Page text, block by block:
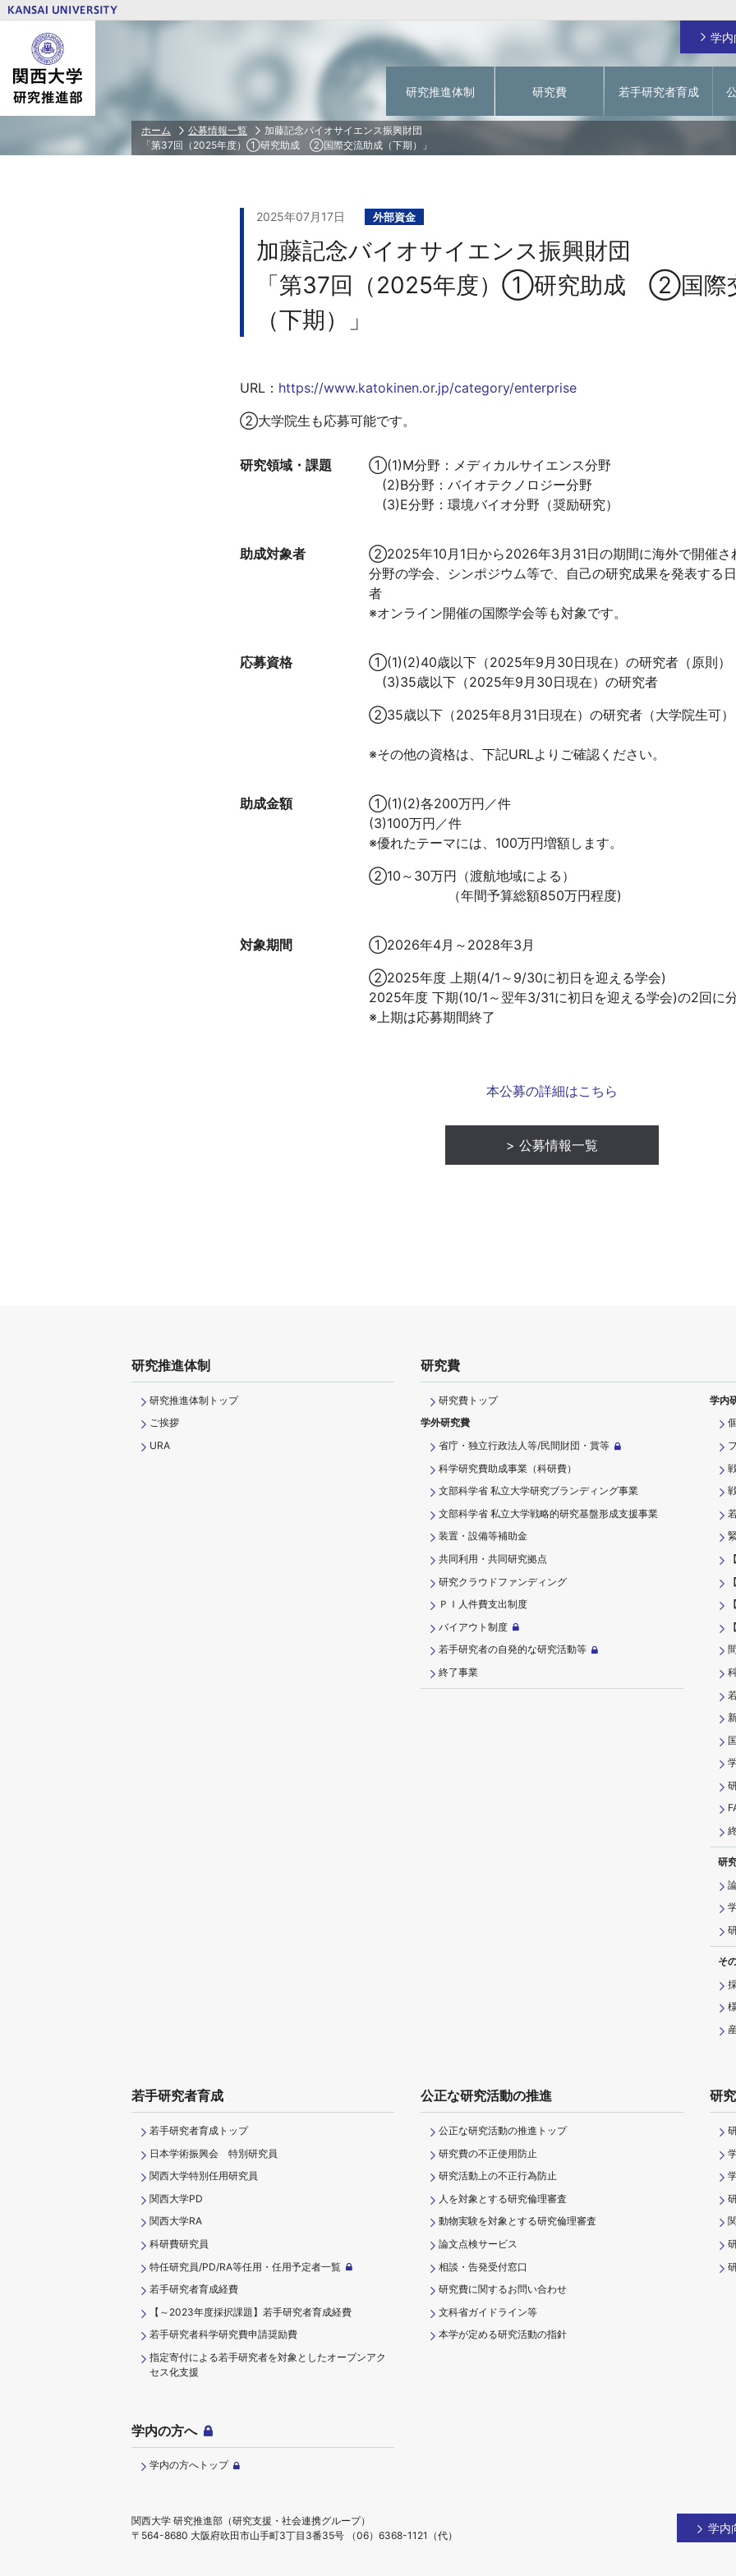
学
研究推進体制
研究推進体制トップ ご挨拶
研究費
研究費トップ
学外研究費
文部科学省 私立大学研究ブランディング事業
文部科学省 私立大学戦略的研究基盤形成支援事
共同利用・共同研究拠点
研究クラウドファンディング
学内研究費
戦略的研究拠点形成支援経費（大学主導型）
若手研究者育成経費
緊急支援研究費
【～2023年度採択課題】教育研究緊急支援経費
新任教員支援研究費
国際共著論文支援経費
研修員
FAQ、支出可否一覧
若手研究者育成
若手研究者育成トップ 日本学術振興会 特別研究員
関西大学PD
公正な研究活動の推進トップ 研究費の不正使用防止
人を対象とする研究倫理審査
研究者情報トップ
学術情報システム
研究・技術シーズ集
ホーム 公募情報一覧
加藤記念バイオサイエンス振興財団
「第37回（2025年度）①研究助成 ②国際交流助成（下期）」
2025年07月17日 外部資金
加藤記念バイオサイエンス振興財団
「第37回（2025年度）①研究助成 ②国際
（下期）」
URL： https://www.katokinen.or.jp/category/enterprise
②大学院生も応募可能です。
研究領域・課題
①(1)M分野：メディカルサイエンス分野
(2)B分野：バイオテクノロジー分野
(3)E分野：環境バイオ分野（奨励研究）
助成対象者
②2025年10月1日から2026年3月31日の期間に海外で開催さ
分野の学会、シンポジウム等で、自己の研究成果を発表する
者
※オンライン開催の国際学会等も対象です。
応募資格
①(1)(2)40歳以下（2025年9月30日現在）の研究者（原則）
(3)35歳以下（2025年9月30日現在）の研究者
②35歳以下（2025年8月31日現在）の研究者（大学院
※その他の資格は、下記URLよりご確認ください。
助成金額
①(1)(2)各200万円／件
(3)100万円／件
※優れたテーマには、100万円増額します。
②10～30万円（渡航地域による）
（年間予算総額850万円程度)
対象期間
①2026年4月～2028年3月
②2025年度 上期(4/1～9/30に初日を迎える学会)
2025年度 下期(10/1～翌年3/31に初日を迎える学会)の2回に
※上期は応募期間終了
本公募の詳細はこちら
公募情報一覧
研究推進体制
研究推進体制トップ
ご挨拶
URA
研究費
研究費トップ
学外研究費
省庁・独立行政法人等/民間財団・賞等
科学研究費助成事業（科研費）
文部科学省 私立大学研究ブランディング事業
文部科学省 私立大学戦略的研究基盤形成支援事業
装置・設備等補助金
共同利用・共同研究拠点
研究クラウドファンディング
ＰＩ⼈件費⽀出制度
バイアウト制度
若手研究者の自発的な研究活動等
終了事業
学内
研
そ
若手研究者育成
若手研究者育成トップ
日本学術振興会 特別研究員
関西大学特別任用研究員
関西大学PD
関西大学RA
科研費研究員
特任研究員/PD/RA等任用・任用予定者一覧
若手研究者育成経費
【～2023年度採択課題】若手研究者育成経費
若手研究者科学研究費申請奨励費
指定寄付による若手研究者を対象としたオープンアク
セス化支援
公正な研究活動の推進
公正な研究活動の推進トップ
研究費の不正使用防止
研究活動上の不正行為防止
人を対象とする研究倫理審査
動物実験を対象とする研究倫理審査
論文点検サービス
相談・告発受付窓口
研究費に関するお問い合わせ
文科省ガイドライン等
本学が定める研究活動の指針
研
学内の方へ
学内の方へトップ
学内
関西大学 研究推進部（研究支援・社会連携グループ）
〒564-8680 大阪府吹田市山手町3丁目3番35号 （06）6368-1121（代）